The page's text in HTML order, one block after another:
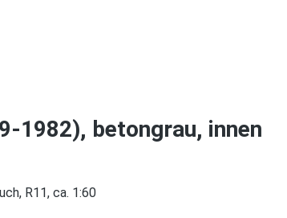
1982), betongrau, innen
R11, ca. 1:60